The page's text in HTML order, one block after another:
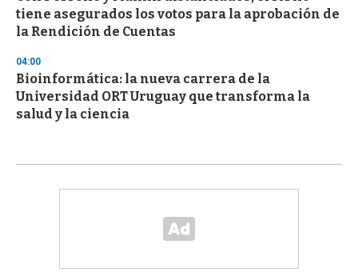
tiene asegurados los votos para la aprobación de
la Rendición de Cuentas
04:00
Bioinformática: la nueva carrera de la
Universidad ORT Uruguay que transforma la
salud y la ciencia